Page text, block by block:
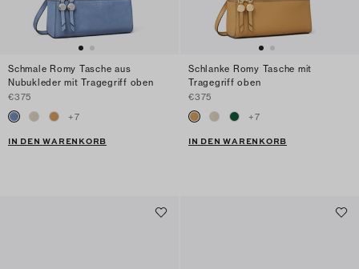
Schmale Romy Tasche aus
Nubukleder mit Tragegriff oben
€375
+7
IN DEN WARENKORB
Schlanke Romy Tasche mit
Tragegriff oben
€375
+7
IN DEN WARENKORB